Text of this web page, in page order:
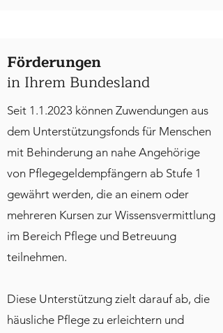
Förderungen
in Ihrem Bundesland
Seit 1.1.2023 können Zuwendungen aus
dem Unterstützungsfonds für Menschen
mit Behinderung an nahe Angehörige
von Pflegegeldempfängern ab Stufe 1
gewährt werden, die an einem oder
mehreren Kursen zur Wissensvermittlung
im Bereich Pflege und Betreuung
teilnehmen.
Diese Unterstützung zielt darauf ab, die
häusliche Pflege zu erleichtern und